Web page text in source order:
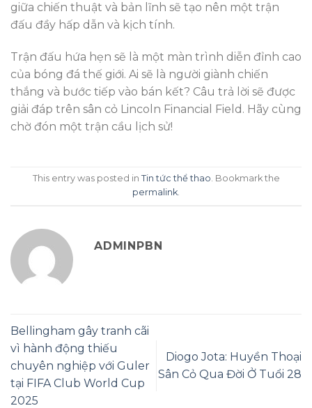
giữa chiến thuật và bản lĩnh sẽ tạo nên một trận
đấu đầy hấp dẫn và kịch tính.
Trận đấu hứa hẹn sẽ là một màn trình diễn đỉnh cao
của bóng đá thế giới. Ai sẽ là người giành chiến
thắng và bước tiếp vào bán kết? Câu trả lời sẽ được
giải đáp trên sân cỏ Lincoln Financial Field. Hãy cùng
chờ đón một trận cầu lịch sử!
This entry was posted in Tin tức thể thao. Bookmark the
permalink.
ADMINPBN
Bellingham gây tranh cãi
vì hành động thiếu
chuyên nghiệp với Guler
tại FIFA Club World Cup
2025
Diogo Jota: Huyền Thoại
Sân Cỏ Qua Đời Ở Tuổi 28